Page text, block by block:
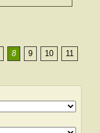
8 9 10
11